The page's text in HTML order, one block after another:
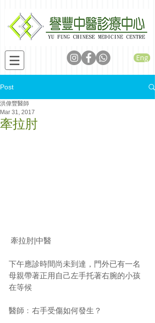
Eng
Post
牽拉肘
洪偉豐醫師
Mar 31, 2017
牽拉肘|中醫
下午應診時間尚未到達，門外已有一名
母親帶著正用自己左手托著右腕的小孩
在等候
醫師﹕右手受傷如何發生？